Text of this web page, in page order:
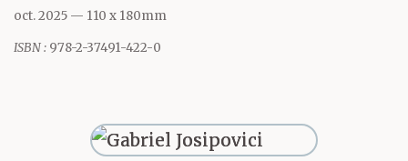
aller. Paris est pour le
flâneur, disait-il, mais
marcheur. La seule
oct. 2025 — 110 x 180mm
ISBN : 978-2-37491-422-0